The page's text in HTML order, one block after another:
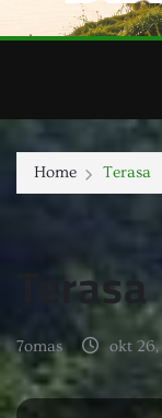
Home Terasa
Terasa
7omas okt 26,